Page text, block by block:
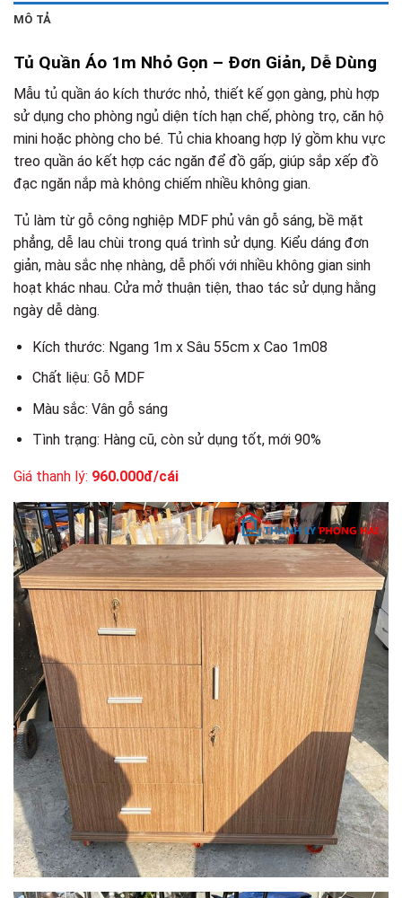
MÔ TẢ
Tủ Quần Áo 1m Nhỏ Gọn – Đơn Giản, Dễ Dùng
Mẫu tủ quần áo kích thước nhỏ, thiết kế gọn gàng, phù hợp
sử dụng cho phòng ngủ diện tích hạn chế, phòng trọ, căn hộ
mini hoặc phòng cho bé. Tủ chia khoang hợp lý gồm khu vực
treo quần áo kết hợp các ngăn để đồ gấp, giúp sắp xếp đồ
đạc ngăn nắp mà không chiếm nhiều không gian.
Tủ làm từ gỗ công nghiệp MDF phủ vân gỗ sáng, bề mặt
phẳng, dễ lau chùi trong quá trình sử dụng. Kiểu dáng đơn
giản, màu sắc nhẹ nhàng, dễ phối với nhiều không gian sinh
hoạt khác nhau. Cửa mở thuận tiện, thao tác sử dụng hằng
ngày dễ dàng.
Kích thước: Ngang 1m x Sâu 55cm x Cao 1m08
Chất liệu: Gỗ MDF
Màu sắc: Vân gỗ sáng
Tình trạng: Hàng cũ, còn sử dụng tốt, mới 90%
Giá thanh lý: 960.000đ/cái